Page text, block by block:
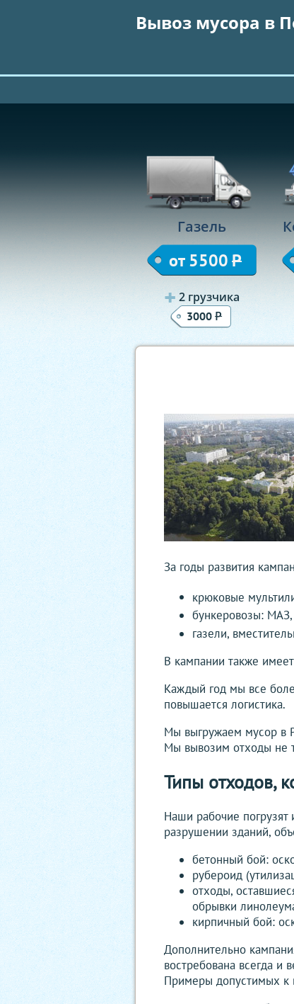
Вывоз мусора в
Газель
от 5500Р
2 грузчика
3000Р
За годы развития
крюковые
бункеровозы:
газели,
В кампании также
Каждый год мы все
повышается логистика.
Мы выгружаем мусор в
Мы вывозим отходы не
Типы отходов,
Наши рабочие погрузят
разрушении зданий,
бетонный бой:
рубероид
отходы,
обрывки
кирпичный бой:
Дополнительно
востребована всегда и
Примеры допустимых к